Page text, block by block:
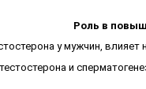
Роль в
у мужчин, влияет
и